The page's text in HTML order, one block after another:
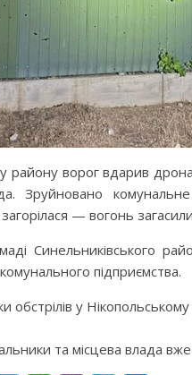
району ворог вдарив
Зруйновано
— вогонь
Синельниківського
підприємства.
у Нікопольському
та місцева влада вже